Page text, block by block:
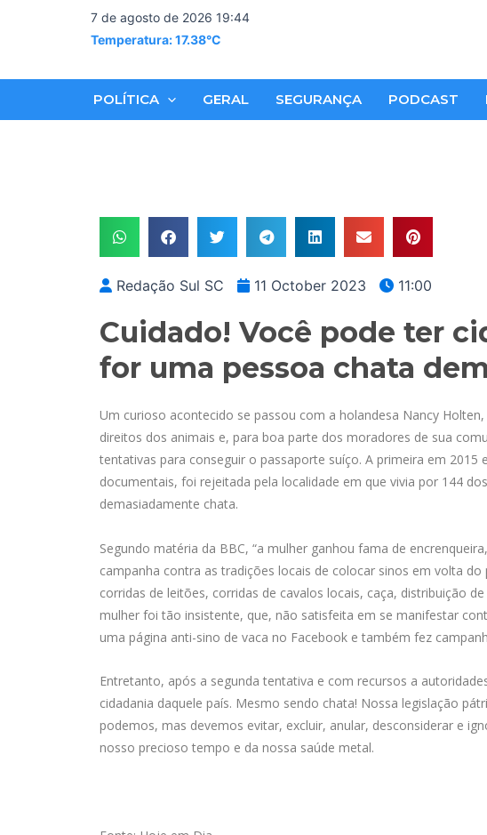
7 de agosto de 2026 19:44
Temperatura: 17.38°C
POLÍTICA GERAL SEGURANÇA PODCAST
Redação Sul SC 11 October 2023 11:00
Cuidado! Você pode ter
for uma pessoa chata
Um curioso acontecido se passou com a holandesa Nancy
direitos dos animais e, para boa parte dos moradores de sua
tentativas para conseguir o passaporte suíço. A primeira em
documentais, foi rejeitada pela localidade em que vivia por 144
demasiadamente chata.
Segundo matéria da BBC, “a mulher ganhou fama de
campanha contra as tradições locais de colocar sinos em volta
corridas de leitões, corridas de cavalos locais, caça, distribuição
mulher foi tão insistente, que, não satisfeita em se manifestar
uma página anti-sino de vaca no Facebook e também fez
Entretanto, após a segunda tentativa e com recursos a
cidadania daquele país. Mesmo sendo chata! Nossa legislação
podemos, mas devemos evitar, excluir, anular, desconsiderar e
nosso precioso tempo e da nossa saúde metal.